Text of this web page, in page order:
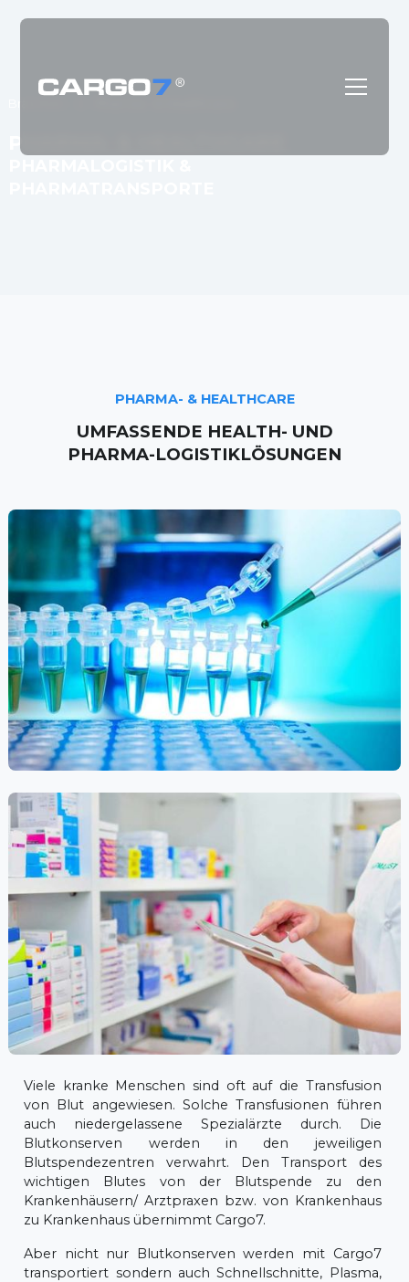
PHARMA-
Viele kranke Menschen sind oft auf die Transfusion
von Blut angewiesen. Solche Transfusionen führen
auch niedergelassene Spezialärzte durch. Die
Blutkonserven werden in den jeweiligen
Blutspendezentren verwahrt. Den Transport des
wichtigen Blutes von der Blutspende zu den
Krankenhäusern/ Arztpraxen bzw. von Krankenhaus
zu Krankenhaus übernimmt Cargo7.
Aber nicht nur Blutkonserven werden mit Cargo7
transportiert sondern auch Schnellschnitte, Plasma,
PHARMA- & HEALTHCARE
UMFASSENDE HEALTH- UND
PHARMA-LOGISTIKLÖSUNGEN